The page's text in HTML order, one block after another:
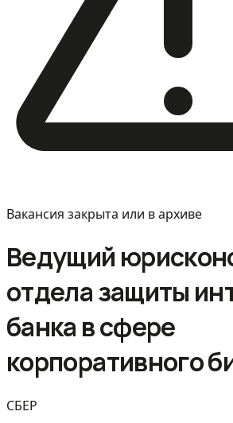
Вакансия закрыта или в архиве
Ведущий
отдела защиты
банка в сфере
корпоративного
СБЕР